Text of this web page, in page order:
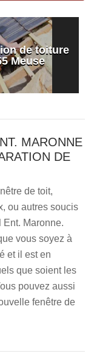
de toiture
Meuse
MARONNE
DE
de toit,
ou autres soucis
Maronne.
vous soyez à
et il est en
que soient les
pouvez aussi
fenêtre de